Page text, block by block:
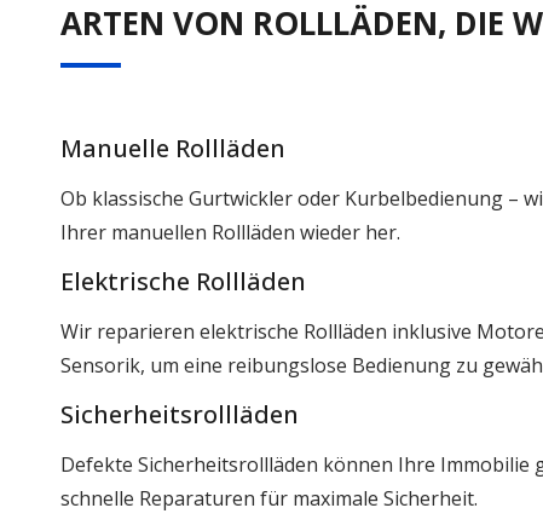
ARTEN VON ROLLLÄDEN, DIE
Manuelle Rollläden
Ob klassische Gurtwickler oder Kurbelbedienung –
Ihrer manuellen Rollläden wieder her.
Elektrische Rollläden
Wir reparieren elektrische Rollläden inklusive
Sensorik, um eine reibungslose Bedienung zu
Sicherheitsrollläden
Defekte Sicherheitsrollläden können Ihre Immobilie
schnelle Reparaturen für maximale Sicherheit.